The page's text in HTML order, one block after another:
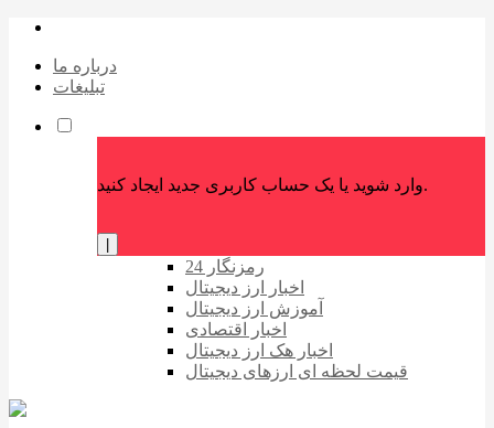
درباره ما
تبلیغات
وارد شوید یا یک حساب کاربری جدید ایجاد کنید.
رمزنگار 24
اخبار ارز دیجیتال
آموزش ارز دیجیتال
اخبار اقتصادی
اخبار هک ارز دیجیتال
قیمت لحظه ای ارزهای دیجیتال